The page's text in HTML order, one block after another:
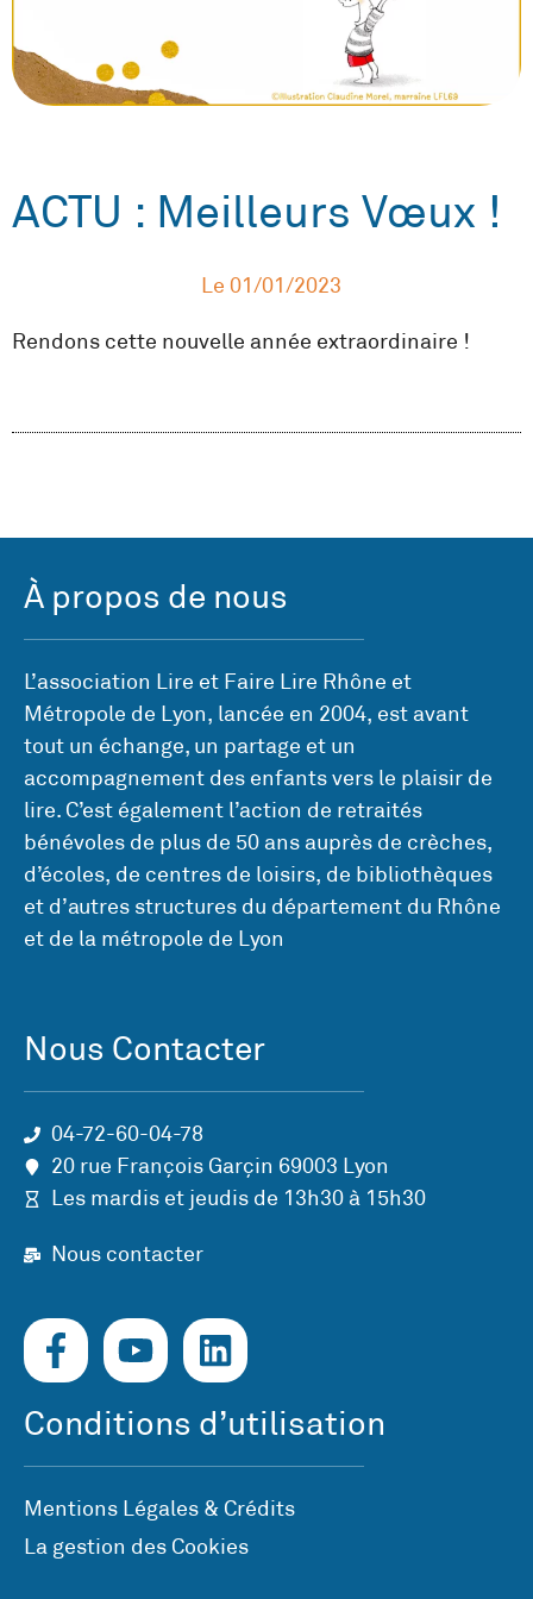
ACTU : Meilleurs Vœux !
Le 01/01/2023
Rendons cette nouvelle année extraordinaire !
À propos de nous
L’association Lire et Faire Lire Rhône et
Métropole de Lyon, lancée en 2004, est avant
tout un échange, un partage et un
accompagnement des enfants vers le plaisir de
lire. C’est également l’action de retraités
bénévoles de plus de 50 ans auprès de crèches,
d’écoles, de centres de loisirs, de bibliothèques
et d’autres structures du département du Rhône
et de la métropole de Lyon
Nous Contacter
04-72-60-04-78
20 rue François Garçin 69003 Lyon
Les mardis et jeudis de 13h30 à 15h30
Nous contacter
Conditions d’utilisation
Mentions Légales & Crédits
La gestion des Cookies